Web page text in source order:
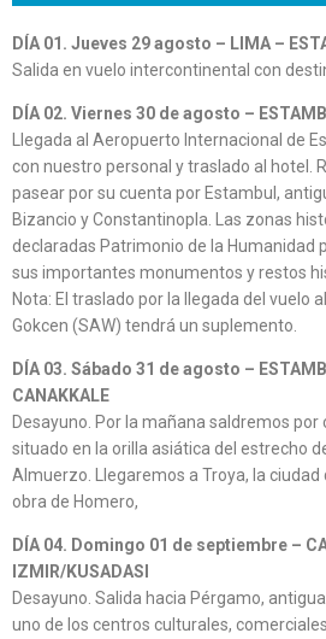
DÍA 01. Jueves 29 agosto – LIMA –
Salida en vuelo intercontinental con
DÍA 02. Viernes 30 de agosto –
Llegada al Aeropuerto Internacional de
con nuestro personal y traslado al hotel.
pasear por su cuenta por Estambul,
Bizancio y Constantinopla. Las zonas
declaradas Patrimonio de la Humanidad
sus importantes monumentos y restos
Nota: El traslado por la llegada del vuelo
Gokcen (SAW) tendrá un suplemento.
DÍA 03. Sábado 31 de agosto –
CANAKKALE
Desayuno. Por la mañana saldremos
situado en la orilla asiática del estrecho
Almuerzo. Llegaremos a Troya, la
obra de Homero,
DÍA 04. Domingo 01 de septiembre –
IZMIR/KUSADASI
Desayuno. Salida hacia Pérgamo,
uno de los centros culturales,